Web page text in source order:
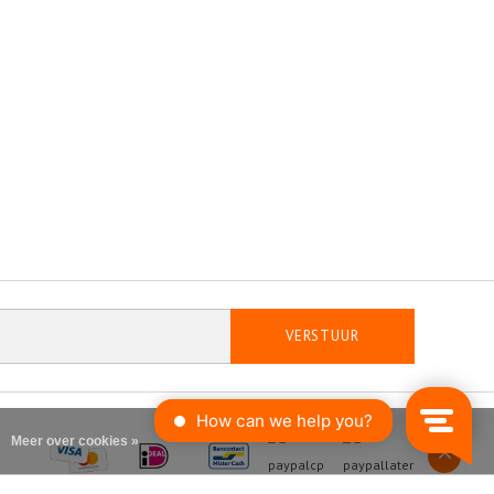
VERSTUUR
Meer over cookies »